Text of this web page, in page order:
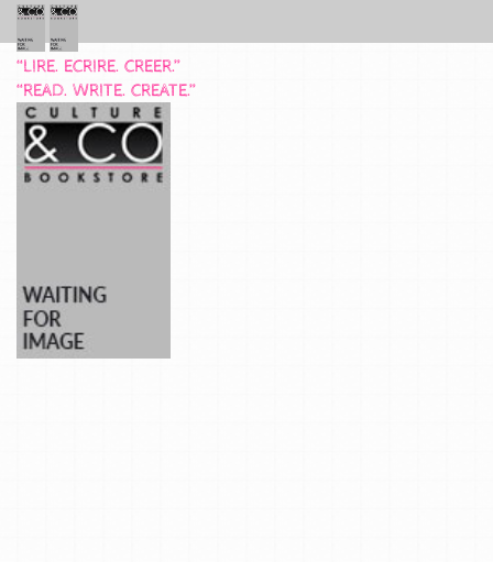
“LIRE. ECRIRE. CREER.”
“READ. WRITE. CREATE.”